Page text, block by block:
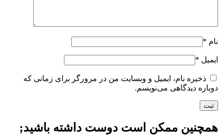
نام *
ایمیل *
ذخیره نام، ایمیل و وبسایت من در مرورگر برای زمانی که
دوباره دیدگاهی می‌نویسم.
همچنین ممکن است دوست داشته باشید;